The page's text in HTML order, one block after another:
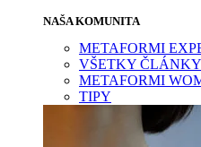
NAŠA KOMUNITA
METAFORMI
VŠETKY ČLÁNKY
METAFORMI
TIPY